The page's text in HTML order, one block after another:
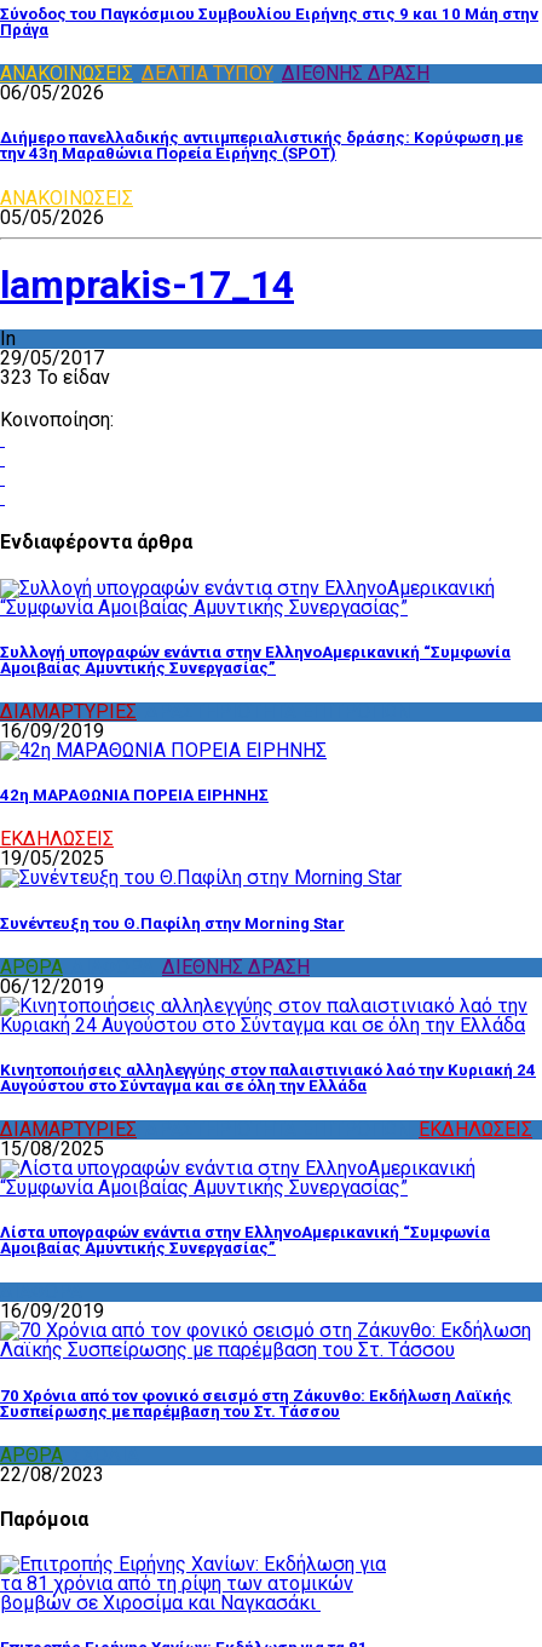
Σύνοδος του Παγκόσμιου Συμβουλίου Ειρήνης στις 9 και 10 Μάη στην
Πράγα
ΑΝΑΚΟΙΝΩΣΕΙΣ ΔΕΛΤΙΑ ΤΥΠΟΥ ΔΙΕΘΝΗΣ ΔΡΑΣΗ
06/05/2026
Διήμερο πανελλαδικής αντιιμπεριαλιστικής δράσης: Κορύφωση με
την 43η Μαραθώνια Πορεία Ειρήνης (SPOT)
ΑΝΑΚΟΙΝΩΣΕΙΣ
05/05/2026
lamprakis-17_14
In
29/05/2017
323 Το είδαν
Κοινοποίηση:
Ενδιαφέροντα άρθρα
Συλλογή υπογραφών ενάντια στην ΕλληνοΑμερικανική “Συμφωνία
Αμοιβαίας Αμυντικής Συνεργασίας”
ΔΙΑΜΑΡΤΥΡΙΕΣ
16/09/2019
42η ΜΑΡΑΘΩΝΙΑ ΠΟΡΕΙΑ ΕΙΡΗΝΗΣ
ΕΚΔΗΛΩΣΕΙΣ
19/05/2025
Συνέντευξη του Θ.Παφίλη στην Morning Star
ΑΡΘΡΑ
ΔΙΕΘΝΗΣ ΔΡΑΣΗ
06/12/2019
Κινητοποιήσεις αλληλεγγύης στον παλαιστινιακό λαό την Κυριακή 24
Αυγούστου στο Σύνταγμα και σε όλη την Ελλάδα
ΔΙΑΜΑΡΤΥΡΙΕΣ
ΕΚΔΗΛΩΣΕΙΣ
15/08/2025
Λίστα υπογραφών ενάντια στην ΕλληνοΑμερικανική “Συμφωνία
Αμοιβαίας Αμυντικής Συνεργασίας”
16/09/2019
70 Χρόνια από τον φονικό σεισμό στη Ζάκυνθο: Εκδήλωση Λαϊκής
Συσπείρωσης με παρέμβαση του Στ. Τάσσου
ΑΡΘΡΑ
22/08/2023
Παρόμοια